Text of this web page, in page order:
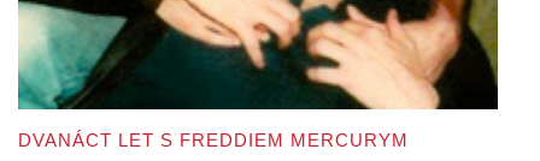
DVANÁCT LET S FREDDIEM MERCURYM